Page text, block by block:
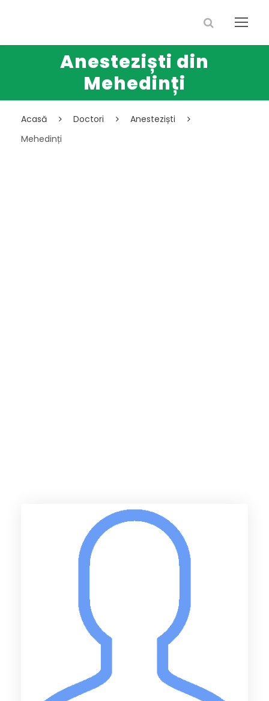
Anesteziști din
Mehedinți
Acasă Doctori
Anesteziști
Mehedinți